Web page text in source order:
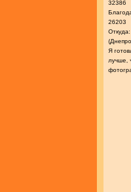
32386
26203
Я
лучше,